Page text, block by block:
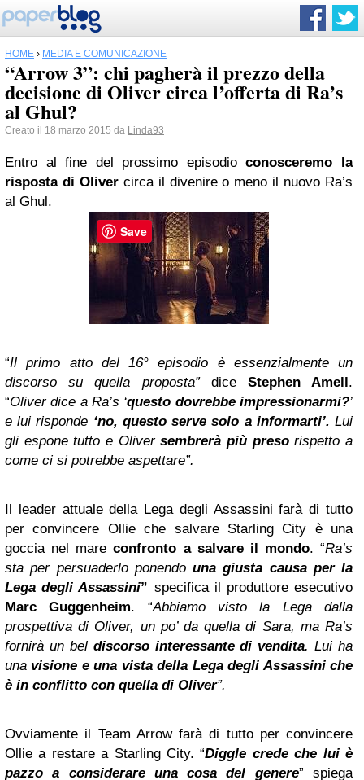
HOME › MEDIA E COMUNICAZIONE
“Arrow 3”: chi pagherà il prezzo della
decisione di Oliver circa l’offerta di Ra’s
al Ghul?
Creato il 18 marzo 2015 da Linda93
Entro al fine del prossimo episodioconosceremo la
risposta di Olivercirca il divenire o meno il nuovo Ra’s
al Ghul.
“Il primo atto del 16° episodio è essenzialmente un
discorso su quella proposta” dice Stephen Amell.
“Oliver dice a Ra’s ‘questo dovrebbe impressionarmi?’
e lui risponde ‘no, questo serve solo a informarti’.Lui
gli espone tutto e Oliversembrerà più presorispetto a
come ci si potrebbe aspettare”.
Il leader attuale della Lega degli Assassini farà di tutto
per convincere Ollie che salvare Starling City è una
goccia nel mareconfronto a salvare il mondo. “Ra’s
sta per persuaderlo ponendo una giusta causa per la
Lega degli Assassini” specifica il produttore esecutivo
Marc Guggenheim. “Abbiamo visto la Lega dalla
prospettiva di Oliver, un po’ da quella di Sara, ma Ra’s
fornirà un bel discorso interessante di vendita. Lui ha
una visione e una vista della Lega degli Assassini che
è in conflitto con quella di Oliver”.
Ovviamente il Team Arrow farà di tutto per convincere
Ollie a restare a Starling City. “Diggle crede che lui è
pazzo a considerare una cosa del genere” spiega
Save